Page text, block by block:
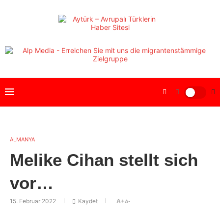
ALMANYA
Melike Cihan stellt sich
vor…
15. Februar 2022 Kaydet A+A-